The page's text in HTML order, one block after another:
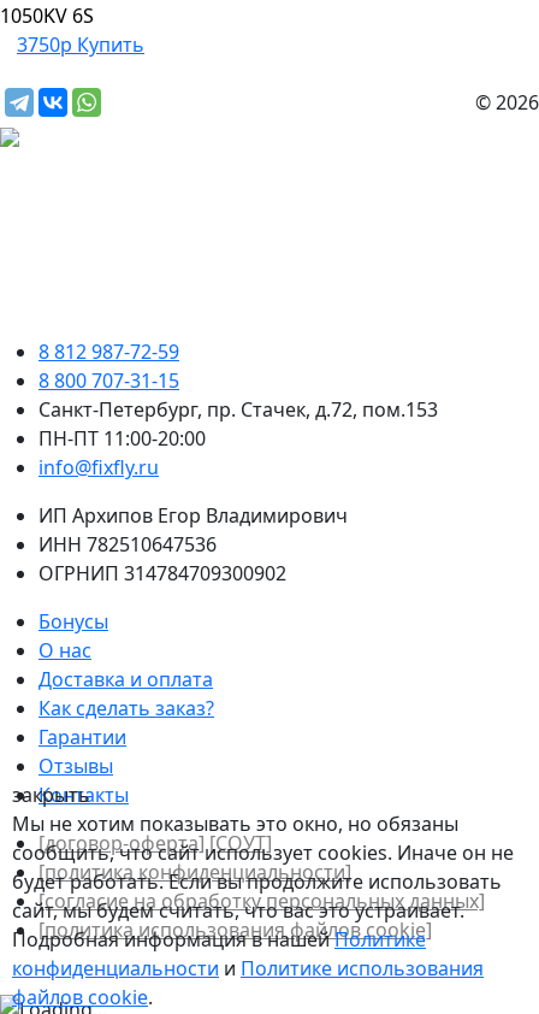
закрыть
Мы не хотим показывать это окно, но обязаны
сообщить, что сайт использует cookies. Иначе он не
будет работать. Если вы продолжите использовать
сайт, мы будем считать, что вас это устраивает.
Подробная информация в нашейПолитике
конфиденциальности и Политике использования
файлов сookie.
1050KV 6S
3750р Купить
© 2026
8 812 987-72-59
8 800 707-31-15
Санкт-Петербург, пр. Стачек, д.72, пом.153
ПН-ПТ 11:00-20:00
info@fixfly.ru
ИП Архипов Егор Владимирович
ИНН 782510647536
ОГРНИП 314784709300902
Бонусы
О нас
Доставка и оплата
Как сделать заказ?
Гарантии
Отзывы
Контакты
[договор-оферта] [СОУТ]
[политикa конфиденциальности]
[согласие на обработку персональных данных]
[политика использования файлов сookie]